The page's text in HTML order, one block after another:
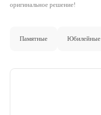
оригинальное решение!
Памятные Юбилейные